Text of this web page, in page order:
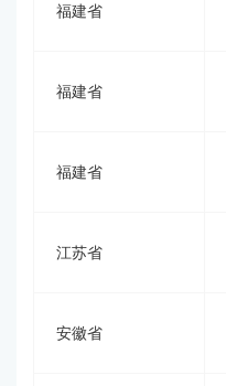
福建省
福建省
福建省
江苏省
安徽省